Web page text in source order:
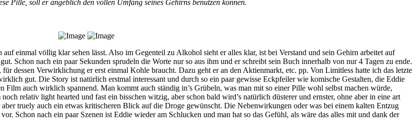
Pille, soll er angeblich den vollen Umfang seines Gehirns benutzen können.
einmal völlig klar sehen lässt. Also im Gegenteil zu Alkohol sieht er alles klar, ist bei Verstand und sein Gehirn arbeitet auf
Schon nach ein paar Sekunden sprudeln die Worte nur so aus ihm und er schreibt sein Buch innerhalb von nur 4 Tagen zu ende.
dessen Verwirklichung er erst einmal Kohle braucht. Dazu geht er an den Aktienmarkt, etc. pp. Von Limitless hatte ich das letzte
gut. Die Story ist natürlich erstmal interessant und durch so ein paar gewisse Eckpfeiler wie komische Gestalten, die Eddie
auch wirklich spannend. Man kommt auch ständig in’s Grübeln, was man mit so einer Pille wohl selbst machen würde,
relativ light hearted und fast ein bisschen witzig, aber schon bald wird’s natürlich düsterer und ernster, ohne aber in eine art
truely auch ein etwas kritischeren Blick auf die Droge gewünscht. Die Nebenwirkungen oder was bei einem kalten Entzug
Schon nach ein paar Szenen ist Eddie wieder am Schlucken und man hat so das Gefühl, als wäre das alles mit und dank der